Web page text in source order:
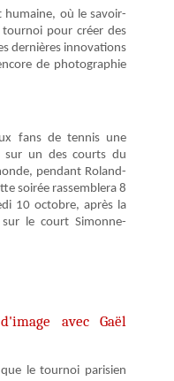
humaine, où le savoir-
pour créer des
dernières innovations
de photographie
fans de tennis une
un des courts du
pendant Roland-
soirée rassemblera 8
10 octobre, après la
le court Simonne-
avec Gaël
le tournoi parisien